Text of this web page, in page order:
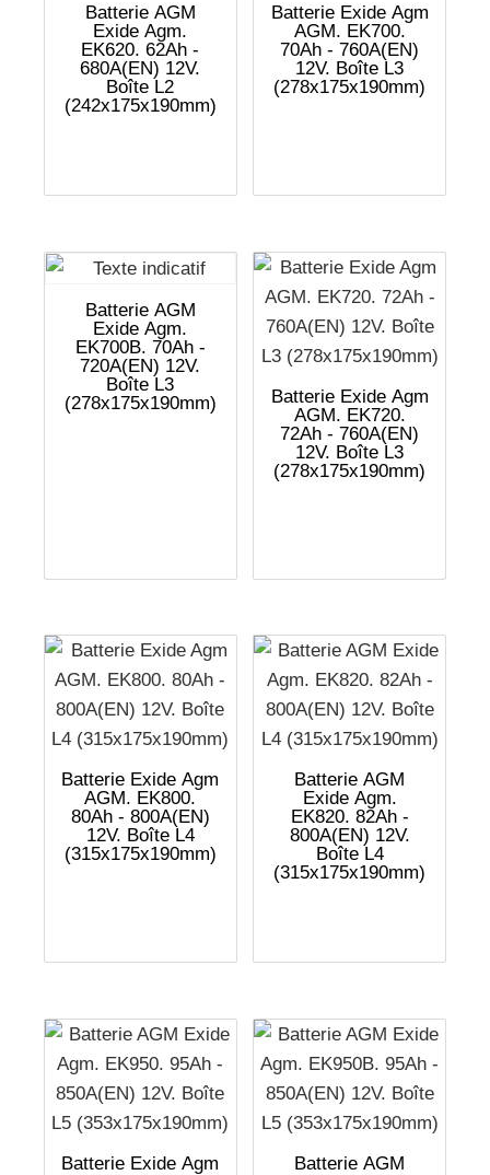
Batterie AGM
Exide Agm.
EK620. 62Ah -
680A(EN) 12V.
Boîte L2
(242x175x190mm)
Batterie Exide Agm
AGM. EK700.
70Ah - 760A(EN)
12V. Boîte L3
(278x175x190mm)
Batterie AGM
Exide Agm.
EK700B. 70Ah -
720A(EN) 12V.
Boîte L3
(278x175x190mm)
Batterie Exide Agm
AGM. EK720.
72Ah - 760A(EN)
12V. Boîte L3
(278x175x190mm)
Batterie Exide Agm
AGM. EK800.
80Ah - 800A(EN)
12V. Boîte L4
(315x175x190mm)
Batterie AGM
Exide Agm.
EK820. 82Ah -
800A(EN) 12V.
Boîte L4
(315x175x190mm)
Batterie Exide Agm
Batterie AGM